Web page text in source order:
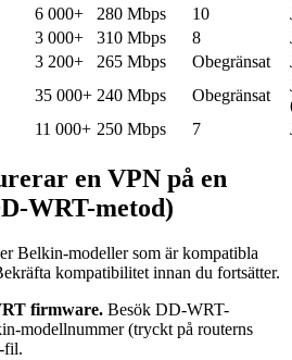
6 000+ 280 Mbps 10
3 000+ 310 Mbps 8
3 200+ 265 Mbps Obegränsat
35 000+ 240 Mbps Obegränsat
11 000+ 250 Mbps 7
en VPN på en
WRT-metod)
Belkin-modeller som är kompatibla
kompatibilitet innan du fortsätter.
firmware. Besök DD-WRT-
modellnummer (tryckt på routerns
fil.